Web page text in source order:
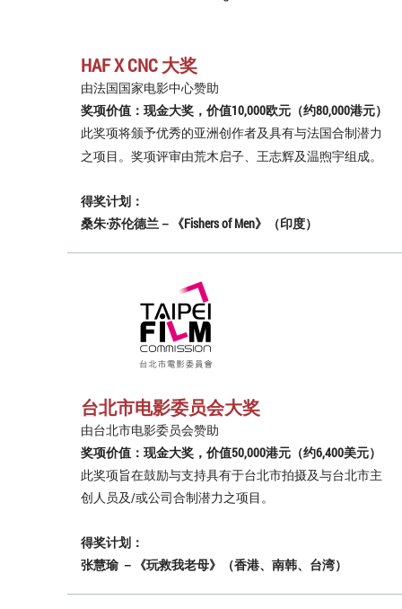
HAF X CNC 大奖
由法国国家电影中心赞助
奖项价值：现金大奖，价值10,000欧元（约80,000港元）
此奖项将颁予优秀的亚洲创作者及具有与法国合制潜力
之项目。奖项评审由荒木启子、王志辉及温煦宇组成。
得奖计划：
桑朱·苏伦德兰－《Fishers of Men》（印度）
台北市电影委员会大奖
由台北市电影委员会赞助
奖项价值：现金大奖，价值50,000港元（约6,400美元）
此奖项旨在鼓励与支持具有于台北市拍摄及与台北市主
创人员及/或公司合制潜力之项目。
得奖计划：
张慧瑜 －《玩救我老母》（香港、南韩、台湾）